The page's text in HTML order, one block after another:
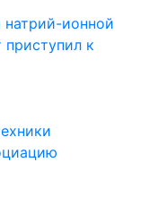
ионной
приступил к